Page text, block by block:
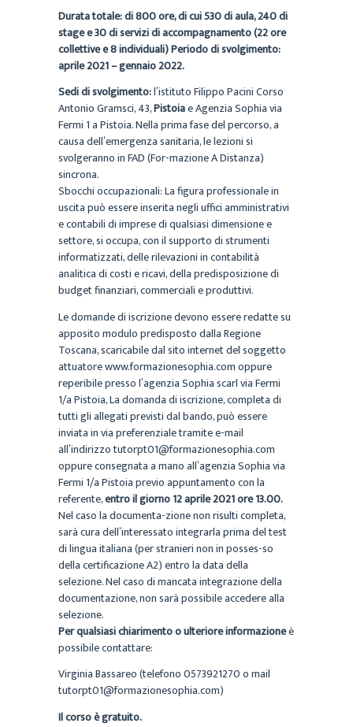
Durata totale: di 800 ore, di cui 530 di aula, 240 di
stage e 30 di servizi di accompagnamento (22 ore
collettive e 8 individuali) Periodo di svolgimento:
aprile 2021 – gennaio 2022.
Sedi di svolgimento:l’istituto Filippo Pacini Corso
Antonio Gramsci, 43,Pistoiae Agenzia Sophia via
Fermi 1 a Pistoia. Nella prima fase del percorso, a
causa dell’emergenza sanitaria, le lezioni si
svolgeranno in FAD (For-mazione A Distanza)
sincrona.
Sbocchi occupazionali: La figura professionale in
uscita può essere inserita negli uffici amministrativi
e contabili di imprese di qualsiasi dimensione e
settore, si occupa, con il supporto di strumenti
informatizzati, delle rilevazioni in contabilità
analitica di costi e ricavi, della predisposizione di
budget finanziari, commerciali e produttivi.
Le domande di iscrizione devono essere redatte su
apposito modulo predisposto dalla Regione
Toscana, scaricabile dal sito internet del soggetto
attuatore www.formazionesophia.com oppure
reperibile presso l’agenzia Sophia scarl via Fermi
1/a Pistoia, La domanda di iscrizione, completa di
tutti gli allegati previsti dal bando, può essere
inviata in via preferenziale tramite e-mail
all’indirizzo tutorpt01@formazionesophia.com
oppure consegnata a mano all’agenzia Sophia via
Fermi 1/a Pistoia previo appuntamento con la
referente,entro il giorno 12 aprile 2021 ore 13.00.
Nel caso la documenta-zione non risulti completa,
sarà cura dell’interessato integrarla prima del test
di lingua italiana (per stranieri non in posses-so
della certificazione A2) entro la data della
selezione. Nel caso di mancata integrazione della
documentazione, non sarà possibile accedere alla
selezione.
Per qualsiasi chiarimento o ulteriore informazioneè
possibile contattare:
Virginia Bassareo (telefono 0573921270 o mail
tutorpt01@formazionesophia.com)
Il corso è gratuito.